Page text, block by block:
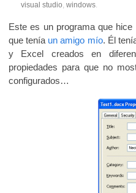
visual studio, windows.
Este es un programa que
que tenía un amigo mío. Él
y Excel creados en
propiedades para que no
configurados…